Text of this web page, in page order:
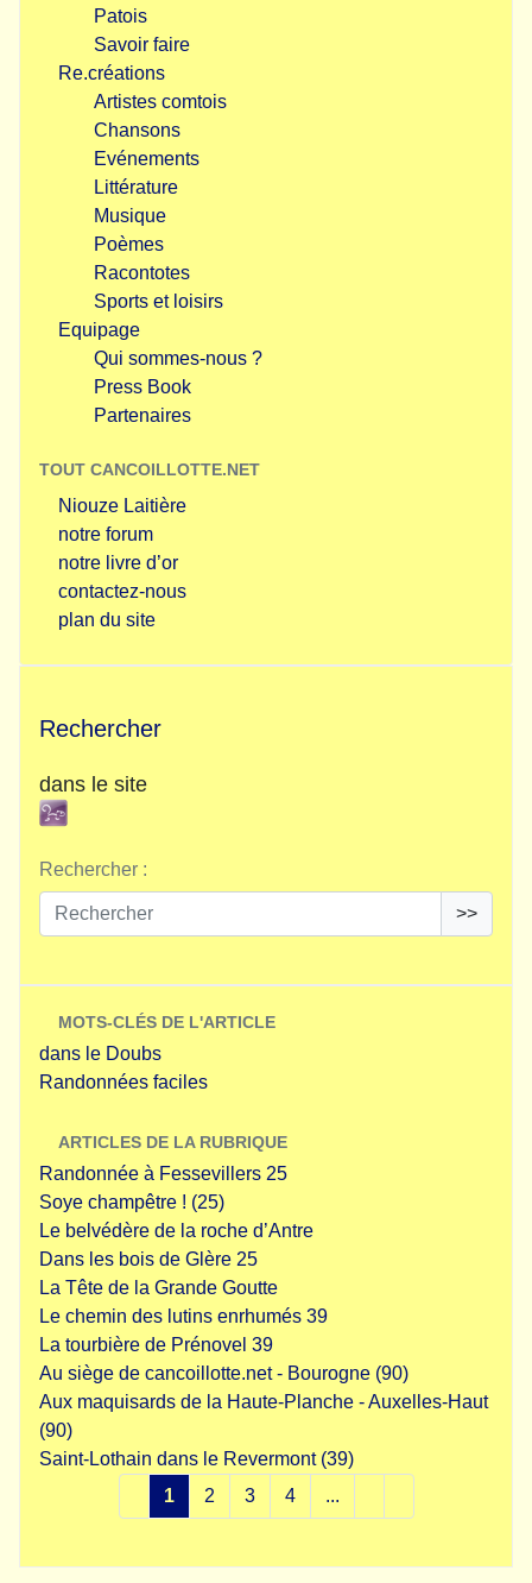
Patois
Savoir faire
Re.créations
Artistes comtois
Chansons
Evénements
Littérature
Musique
Poèmes
Racontotes
Sports et loisirs
Equipage
Qui sommes-nous ?
Press Book
Partenaires
TOUT CANCOILLOTTE.NET
Niouze Laitière
notre forum
notre livre d’or
contactez-nous
plan du site
Rechercher
dans le site
Rechercher :
>>
MOTS-CLÉS DE L'ARTICLE
dans le Doubs
Randonnées faciles
ARTICLES DE LA RUBRIQUE
Randonnée à Fessevillers 25
Soye champêtre ! (25)
Le belvédère de la roche d’Antre
Dans les bois de Glère 25
La Tête de la Grande Goutte
Le chemin des lutins enrhumés 39
La tourbière de Prénovel 39
Au siège de cancoillotte.net - Bourogne (90)
Aux maquisards de la Haute-Planche - Auxelles-Haut
(90)
Saint-Lothain dans le Revermont (39)
1
2 3 4 ...